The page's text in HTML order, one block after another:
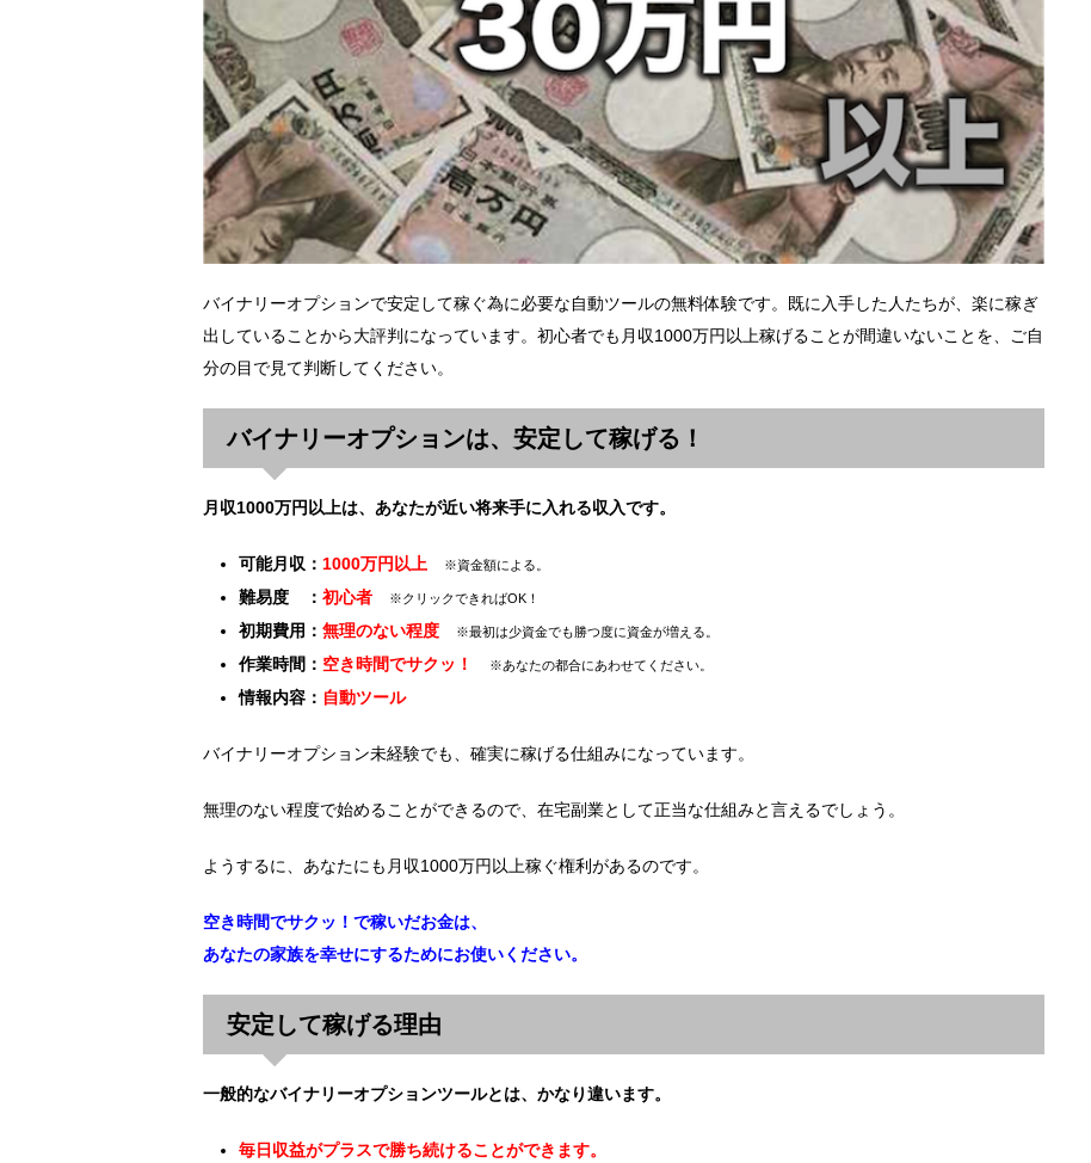
バイナリーオプションで安定して稼ぐ為に必要な自動ツールの無料体験です。既に入手した人たちが、楽に稼ぎ
出していることから大評判になっています。初心者でも月収1000万円以上稼げることが間違いないことを、ご自
分の目で見て判断してください。
バイナリーオプションは、安定して稼げる！
月収1000万円以上は、あなたが近い将来手に入れる収入です。
可能月収： 1000万円以上 ※資金額による。
難易度 ： 初心者 ※クリックできればOK！
初期費用： 無理のない程度 ※最初は少資金でも勝つ度に資金が増える。
作業時間： 空き時間でサクッ！ ※あなたの都合にあわせてください。
情報内容： 自動ツール
バイナリーオプション未経験でも、確実に稼げる仕組みになっています。
無理のない程度で始めることができるので、在宅副業として正当な仕組みと言えるでしょう。
ようするに、あなたにも月収1000万円以上稼ぐ権利があるのです。
空き時間でサクッ！で稼いだお金は、
あなたの家族を幸せにするためにお使いください。
安定して稼げる理由
一般的なバイナリーオプションツールとは、かなり違います。
毎日収益がプラスで勝ち続けることができます。